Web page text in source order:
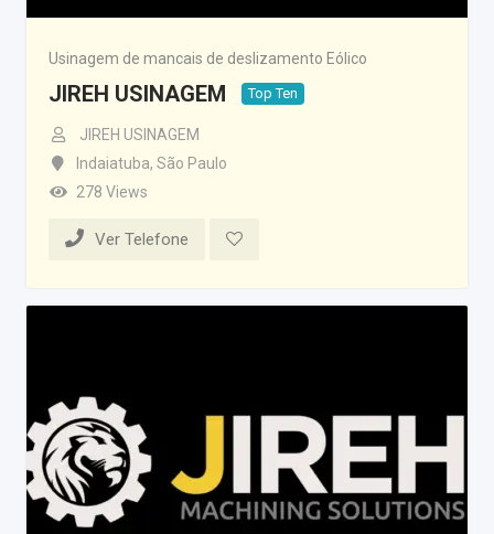
Usinagem de mancais de deslizamento Eólico
JIREH USINAGEM Top Ten
JIREH USINAGEM
Indaiatuba, São Paulo
278 Views
Ver Telefone